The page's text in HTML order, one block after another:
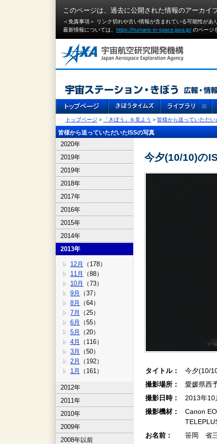
このページは、過去に公開された情報のアーカイ
＜免責事項＞ リンク切れや古い情報が含まれている可能性が
最新情報については、 https://humans-in-space.jaxa.jp/ のページ
トップページ > 「きぼう」を見よう > 皆様から送っていただい
皆様から送っていただいたISSの写真
2020年
2019年
2019年
2018年
2017年
2016年
2015年
2014年
2013年
12月
（178）
11月
（88）
10月
（73）
9月
（37）
8月
（64）
7月
（25）
6月
（55）
5月
（20）
4月
（116）
3月
（50）
2月
（192）
1月
（161）
2012年
2011年
2010年
2009年
2008年以前
今夕(10/10)の
タイトル：
今夕(10/
撮影場所：
愛媛県西
撮影日時：
2013年
撮影機材：
Canon
お名前：
笹岡 省